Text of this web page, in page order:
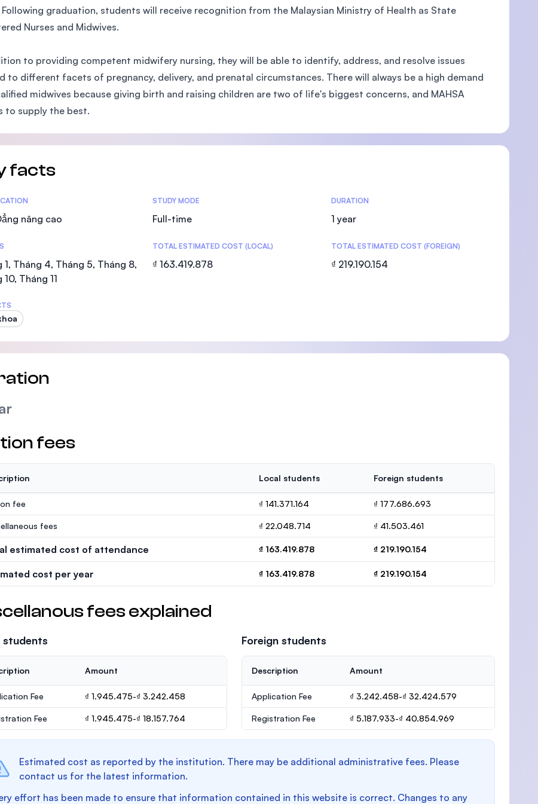
Following graduation, students will receive recognition from the Malaysian Ministry of Health as State
Nurses and Midwives.
to providing competent midwifery nursing, they will be able to identify, address, and resolve issues
to different facets of pregnancy, delivery, and prenatal circumstances. There will always be a high demand
midwives because giving birth and raising children are two of life's biggest concerns, and MAHSA
to supply the best.
facts
nâng cao
STUDY MODE
Full-time
DURATION
1 year
1, Tháng 4, Tháng 5, Tháng 8,
10, Tháng 11
TOTAL ESTIMATED COST (LOCAL)
₫ 163.419.878
TOTAL ESTIMATED COST (FOREIGN)
₫ 219.190.154
fees
Local students Foreign students
fee ₫ 141.371.164 ₫ 177.686.693
fees ₫ 22.048.714 ₫ 41.503.461
estimated cost of attendance ₫ 163.419.878 ₫ 219.190.154
cost per year ₫ 163.419.878 ₫ 219.190.154
fees explained
students
Amount
Fee ₫ 1.945.475-₫ 3.242.458
Fee ₫ 1.945.475-₫ 18.157.764
Foreign students
Description Amount
Application Fee ₫ 3.242.458-₫ 32.424.579
Registration Fee ₫ 5.187.933-₫ 40.854.969
Estimated cost as reported by the institution. There may be additional administrative fees. Please
contact us for the latest information.
effort has been made to ensure that information contained in this website is correct. Changes to any